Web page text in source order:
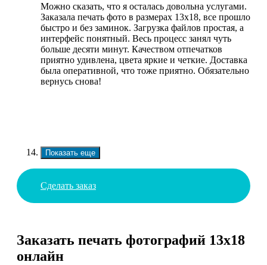
Можно сказать, что я осталась довольна услугами.
Заказала печать фото в размерах 13х18, все прошло
быстро и без заминок. Загрузка файлов простая, а
интерфейс понятный. Весь процесс занял чуть
больше десяти минут. Качеством отпечатков
приятно удивлена, цвета яркие и четкие. Доставка
была оперативной, что тоже приятно. Обязательно
вернусь снова!
Показать еще
Сделать заказ
Заказать печать фотографий 13х18
онлайн